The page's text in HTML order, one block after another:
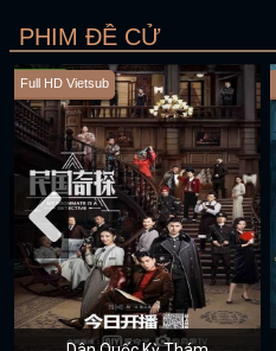
PHIM ĐỀ CỬ
Full HD Vietsub